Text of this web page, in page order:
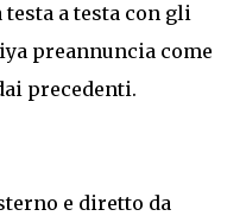
a testa con gli
preannuncia come
precedenti.
e diretto da